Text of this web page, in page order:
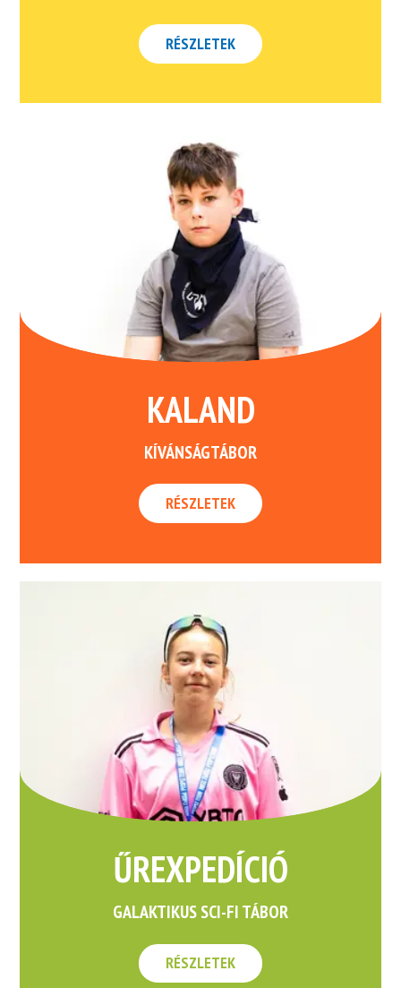
RÉSZLETEK
KALAND
KÍVÁNSÁGTÁBOR
RÉSZLETEK
ŰREXPEDÍCIÓ
GALAKTIKUS SCI-FI TÁBOR
RÉSZLETEK